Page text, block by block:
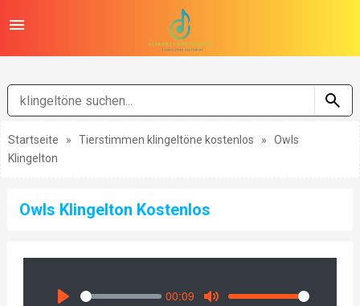
Startseite » Tierstimmen klingeltöne kostenlos »
Owls
Klingelton
Owls Klingelton Kostenlos
Seek
00:09
Volume